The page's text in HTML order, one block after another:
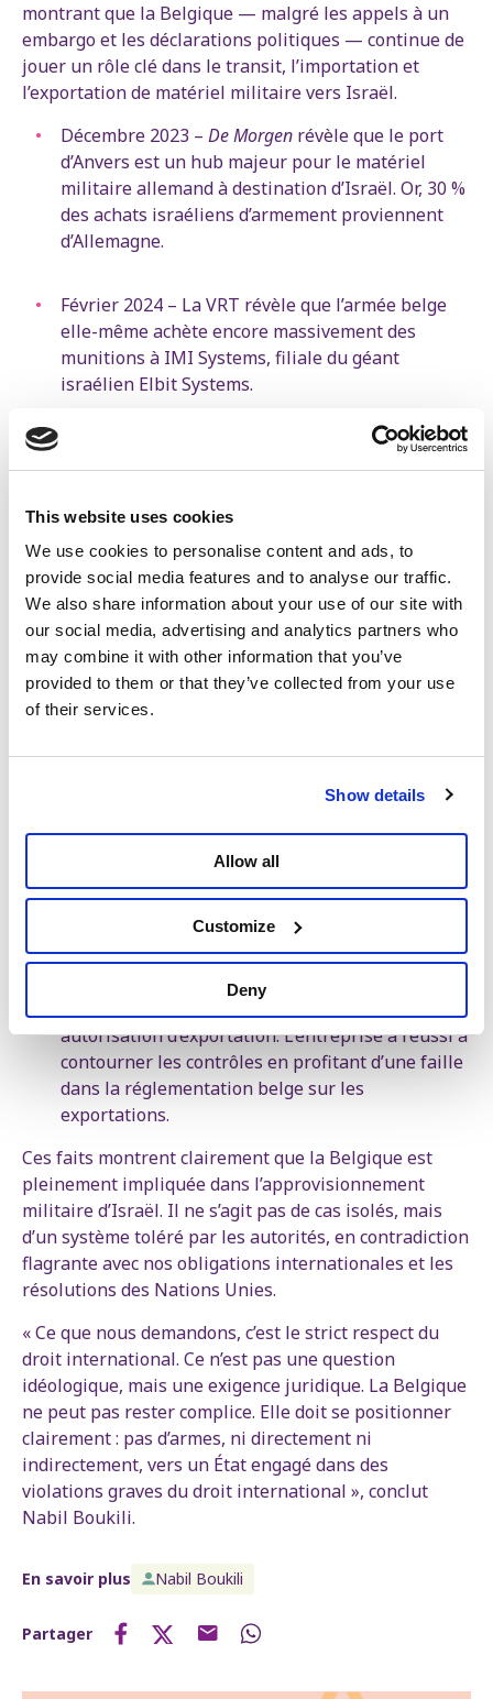
This website uses cookies
We use cookies to personalise content and ads, to
provide social media features and to analyse our traffic.
We also share information about your use of our site with
our social media, advertising and analytics partners who
may combine it with other information that you’ve
provided to them or that they’ve collected from your use
of their services.
Show details
Allow all
Customize
Deny
montrant que la Belgique — malgré les appels à un
embargo et les déclarations politiques — continue de
jouer un rôle clé dans le transit, l’importation et
l’exportation de matériel militaire vers Israël.
Décembre 2023 – De Morgen révèle que le port
d’Anvers est un hub majeur pour le matériel
militaire allemand à destination d’Israël. Or, 30 %
des achats israéliens d’armement proviennent
d’Allemagne.
Février 2024 – La VRT révèle que l’armée belge
elle-même achète encore massivement des
munitions à IMI Systems, filiale du géant
israélien Elbit Systems.
Flandre – Entre octobre 2023 et fin juin 2024, 17
licences d’exportation ont été délivrées pour du
international et les alertes répétées de la société
civile.
Juin 2025 –Le Soir révèle que FedEx a fait
transiter à deux reprises du matériel militaire de
Lockheed Martin vers Israël via l’aéroport de
Liège, en violation de l’embargo wallon. Une
enquête judiciaire a été ouverte par le parquet
que des entreprises belges fabriquent des
composants de moteurs pour des avions de
chasse israéliens, notamment pour les F-35.
Enfin,Challenge Airlines, qui opère depuis Liège,
a effectué des vols vers Israël contenant des «
autorisation d’exportation. L’entreprise a réussi à
contourner les contrôles en profitant d’une faille
dans la réglementation belge sur les
exportations.
Ces faits montrent clairement que la Belgique est
pleinement impliquée dans l’approvisionnement
militaire d’Israël. Il ne s’agit pas de cas isolés, mais
d’un système toléré par les autorités, en contradiction
flagrante avec nos obligations internationales et les
résolutions des Nations Unies.
« Ce que nous demandons, c’est le strict respect du
droit international. Ce n’est pas une question
idéologique, mais une exigence juridique. La Belgique
ne peut pas rester complice. Elle doit se positionner
clairement : pas d’armes, ni directement ni
indirectement, vers un État engagé dans des
violations graves du droit international », conclut
Nabil Boukili.
En savoir plus Nabil Boukili
Partager